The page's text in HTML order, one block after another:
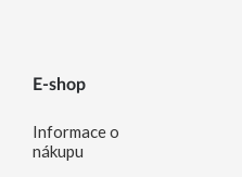
E-shop
Informace o
nákupu